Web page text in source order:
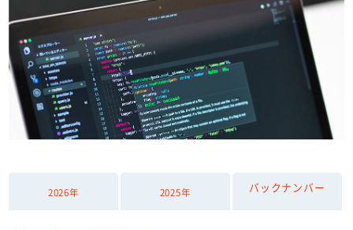
2026年 2025年 バックナンバー